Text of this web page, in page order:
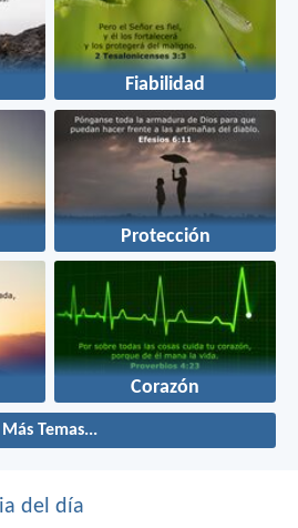
Fiabilidad
Protección
Corazón
Más Temas...
del día